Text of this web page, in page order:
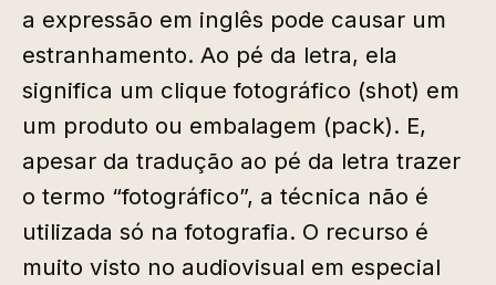
a expressão em inglês pode causar um
estranhamento. Ao pé da letra, ela
significa um clique fotográfico (shot) em
um produto ou embalagem (pack). E,
apesar da tradução ao pé da letra trazer
o termo “fotográfico”, a técnica não é
utilizada só na fotografia. O recurso é
muito visto no audiovisual em especial